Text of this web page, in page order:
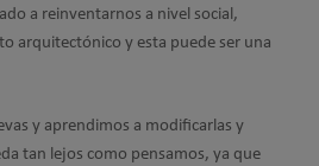
a reinventarnos a nivel social,
arquitectónico y esta puede ser una
y aprendimos a modificarlas y
tan lejos como pensamos, ya que